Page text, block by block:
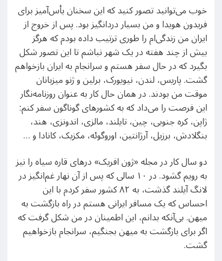
خوب می‌توانید تصور کنید که این سخنان یأس‌آمیز برای
فریدون هویدا و من بسیار دردانگیز بود. پس از خروج از
ایران من زندگی‌ام را طوری ترتیب داده بودم که هرگز
بیش از چند هفته در یک شهر نباشم تا این تصور شکل
بگیرد که در حال سفر هستم و سرانجام به ایران بازخواهم
گشت. پاریس، لندن، نیویورک، برلین و ژنو میزبانان
موقت من بودند. در همان حال کار به عنوان روزنامه‌نگار
این فرصت را می‌داد که به کشورهای گوناگون سفر کنم:
ژاپن، کره جنوبی، چین، تایلند، مالزی، اندونزی، هند،
بنگلادش، برزیل، آرژانتین، اوروگوئه، مکزیک، کانادا و …
دو سال کار در مجله «ژون افریک» درهای قاره سیاه را نیز
به رویم گشود. در ۱۰ سالی که پس از آن نهار غم‌انگیز در
لانگ آیلند گذشت، به ۸۲ کشور سفر کردم با این
احساس که یک مسافر ایرانی هستم در راه بازگشت به
میهن. بی‌آنکه بدانم، این اطمینان در من شکل گرفت که
اگر برای بازگشت به میهن بجنگیم، سرانجام باز‌خواهیم
گشت.